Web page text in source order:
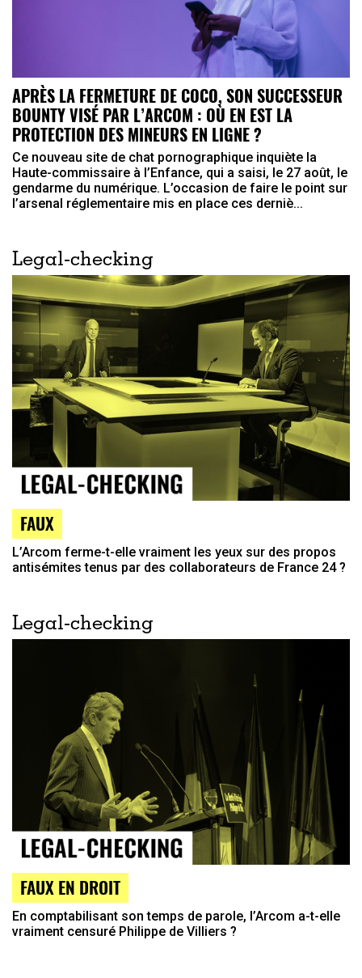
APRÈS LA FERMETURE DE COCO, SON SUCCESSEUR
BOUNTY VISÉ PAR L’ARCOM : OÙ EN EST LA
PROTECTION DES MINEURS EN LIGNE ?
Ce nouveau site de chat pornographique inquiète la
Haute-commissaire à l’Enfance, qui a saisi, le 27 août, le
gendarme du numérique. L’occasion de faire le point sur
l’arsenal réglementaire mis en place ces derniè...
Legal-checking
FAUX
L’Arcom ferme-t-elle vraiment les yeux sur des propos
antisémites tenus par des collaborateurs de France 24 ?
Legal-checking
FAUX EN DROIT
En comptabilisant son temps de parole, l’Arcom a-t-elle
vraiment censuré Philippe de Villiers ?